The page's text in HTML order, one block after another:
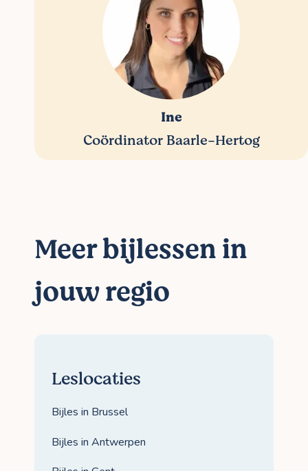
Ine
Coördinator Baarle-Hertog
Meer bijlessen in
jouw regio
Leslocaties
Bijles in Brussel
Bijles in Antwerpen